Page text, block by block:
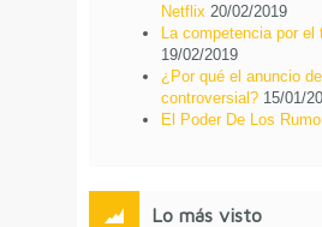
Netflix 20/02/2019
La competencia por el
19/02/2019
¿Por qué el anuncio
controversial? 15/01/
El Poder De Los
Lo más visto